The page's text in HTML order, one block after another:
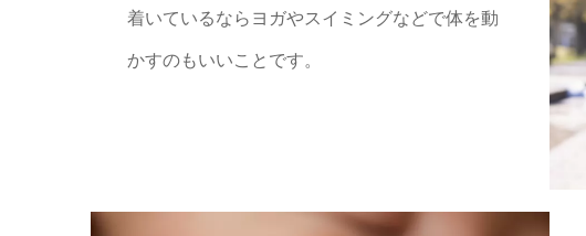
着いているならヨガやスイミングなどで体を動
かすのもいいことです。